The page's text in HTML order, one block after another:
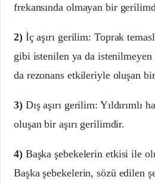
frekansında olmayan bir
2)İç aşırı gerilim: Toprak
gibi istenilen ya da istenilmeyen
da rezonans etkileriyle oluşan
3)Dış aşırı gerilim: Yıldırımlı
oluşan bir aşırı gerilimdir.
4)Başka şebekelerin etkisi ile
Başka şebekelerin, sözü edilen